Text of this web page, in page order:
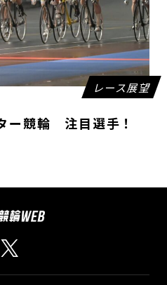
レース展望
ー競輪 注目選手！